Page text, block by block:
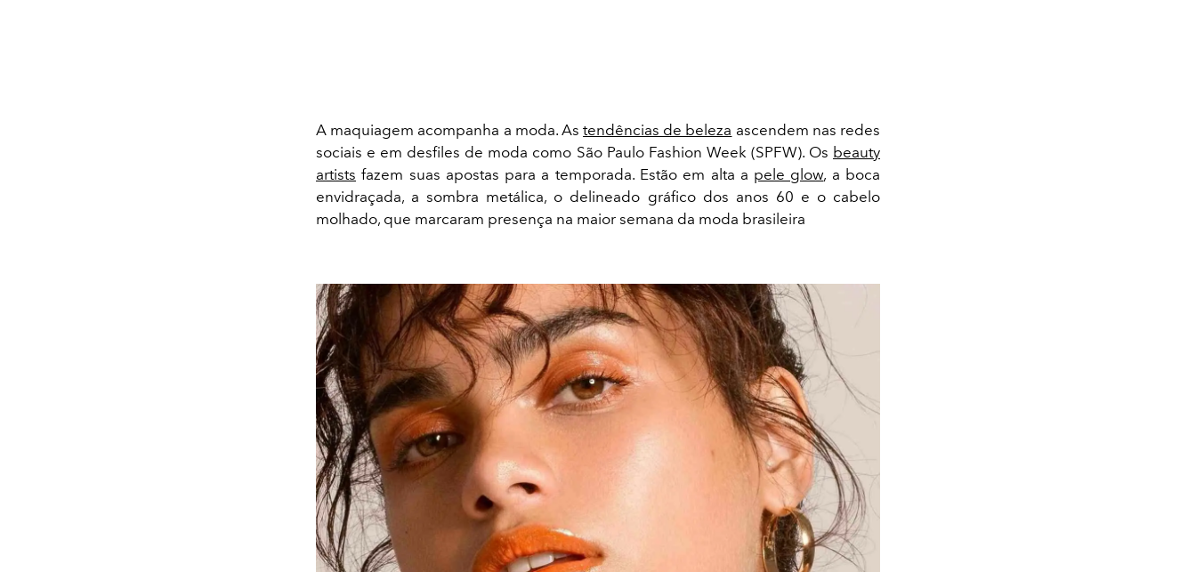
A maquiagem acompanha a moda. Astendências de beleza ascendem nas redes
sociais e em desfiles de moda como São Paulo Fashion Week (SPFW). Os beauty
artists fazem suas apostas para a temporada. Estão em alta a pele glow, a boca
envidraçada, a sombra metálica, o delineado gráfico dos anos 60 e o cabelo
molhado, que marcaram presença na maior semana da moda brasileira